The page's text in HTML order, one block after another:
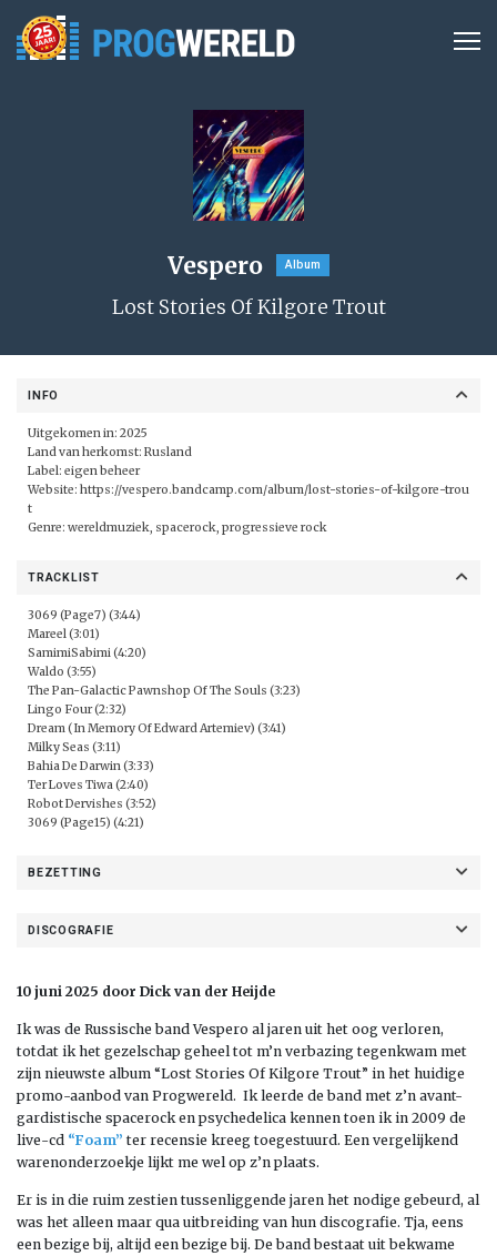
Vespero Album
Lost Stories Of Kilgore Trout
INFO
Uitgekomen in: 2025
Land van herkomst: Rusland
Label: eigen beheer
Website: https://vespero.bandcamp.com/album/lost-stories-of-kilgore-trou
t
Genre: wereldmuziek, spacerock, progressieve rock
TRACKLIST
3069 (Page7) (3:44)
Mareel (3:01)
SamimiSabimi (4:20)
Waldo (3:55)
The Pan-Galactic Pawnshop Of The Souls (3:23)
Lingo Four (2:32)
Dream (In Memory Of Edward Artemiev) (3:41)
Milky Seas (3:11)
Bahia De Darwin (3:33)
Ter Loves Tiwa (2:40)
Robot Dervishes (3:52)
3069 (Page15) (4:21)
BEZETTING
DISCOGRAFIE
10 juni 2025 door Dick van der Heijde
Ik was de Russische band Vespero al jaren uit het oog verloren,
totdat ik het gezelschap geheel tot m’n verbazing tegenkwam met
zijn nieuwste album “Lost Stories Of Kilgore Trout” in het huidige
promo-aanbod van Progwereld. Ik leerde de band met z’n avant-
gardistische spacerock en psychedelica kennen toen ik in 2009 de
live-cd “Foam” ter recensie kreeg toegestuurd. Een vergelijkend
warenonderzoekje lijkt me wel op z’n plaats.
Er is in die ruim zestien tussenliggende jaren het nodige gebeurd, al
was het alleen maar qua uitbreiding van hun discografie. Tja, eens
een bezige bij, altijd een bezige bij. De band bestaat uit bekwame